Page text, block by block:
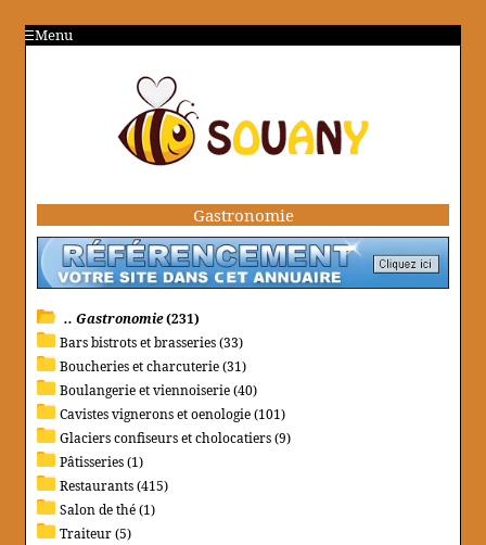
Menu
Gastronomie
.. Gastronomie(231)
Bars bistrots et brasseries (33)
Boucheries et charcuterie (31)
Boulangerie et viennoiserie (40)
Cavistes vignerons et oenologie (101)
Glaciers confiseurs et cholocatiers (9)
Pâtisseries (1)
Restaurants (415)
Salon de thé (1)
Traiteur (5)